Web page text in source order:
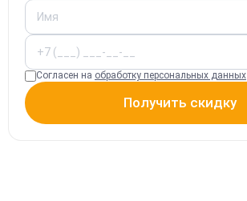
Согласен на обработку персональных данных
Получить скидку